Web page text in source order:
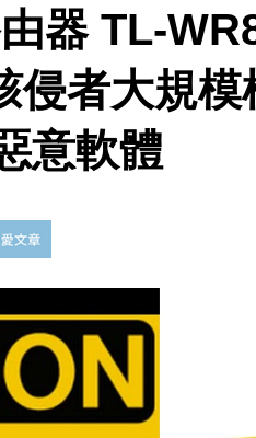
器 TL-
侵者大規
意軟體